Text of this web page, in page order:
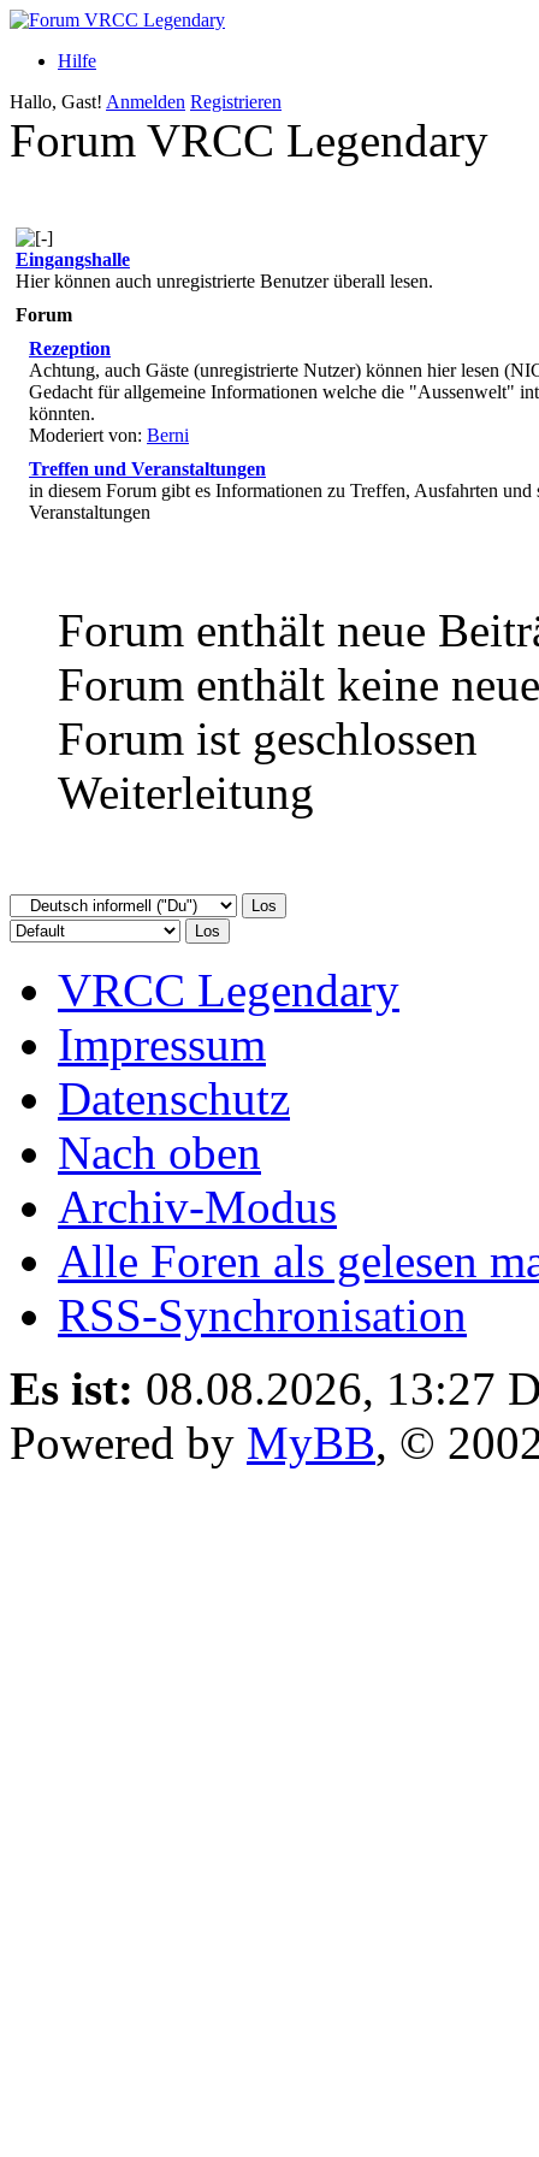
Hilfe
Hallo, Gast! Anmelden Registrieren
Forum VRCC Legendary
Eingangshalle
Hier können auch unregistrierte Benutzer überall lesen.
Forum
Rezeption
Achtung, auch Gäste (unregistrierte Nutzer) können hier lesen
Gedacht für allgemeine Informationen welche die "Aussenwelt"
könnten.
Moderiert von: Berni
Treffen und Veranstaltungen
in diesem Forum gibt es Informationen zu Treffen, Ausfahrten und
Veranstaltungen
Forum enthält neue
Forum enthält keine
Forum ist geschlossen
Weiterleitung
VRCC Legendary
Impressum
Datenschutz
Nach oben
Archiv-Modus
Alle Foren als gelesen
RSS-Synchronisation
Es ist: 08.08.2026, 13:27
Powered by MyBB, ©